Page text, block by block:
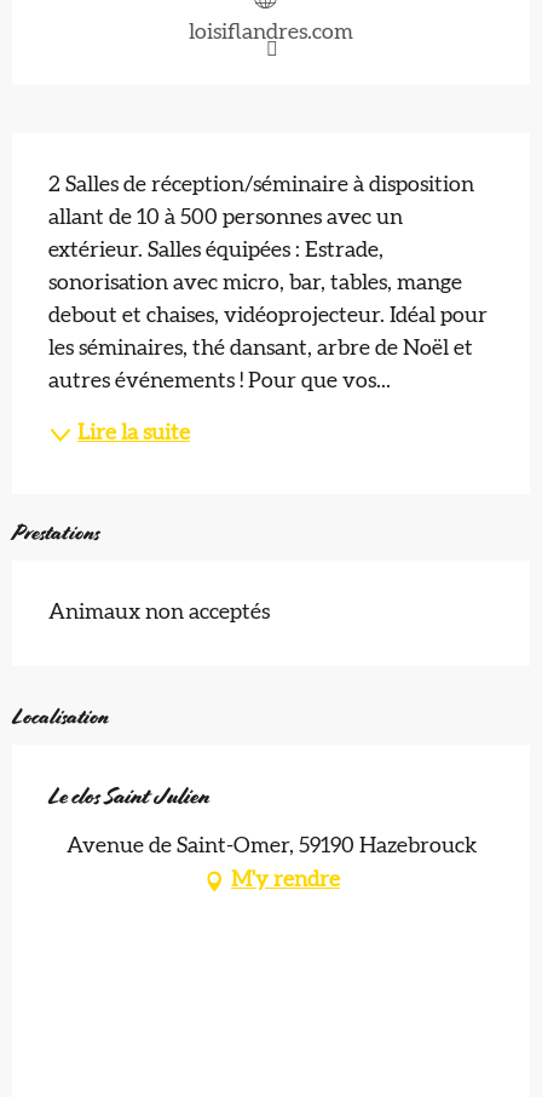
loisiflandres.com
2 Salles de réception/séminaire à disposition
allant de 10 à 500 personnes avec un
extérieur. Salles équipées : Estrade,
sonorisation avec micro, bar, tables, mange
debout et chaises, vidéoprojecteur. Idéal pour
les séminaires, thé dansant, arbre de Noël et
autres événements ! Pour que vos...
Lire la suite
Prestations
Animaux non acceptés
Localisation
Le clos Saint Julien
Avenue de Saint-Omer, 59190 Hazebrouck
M'y rendre